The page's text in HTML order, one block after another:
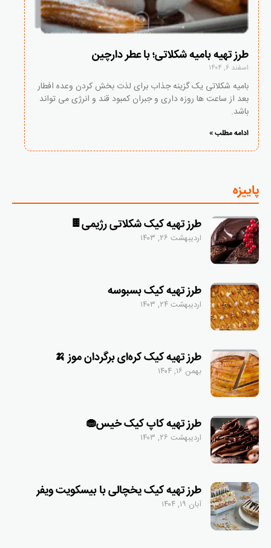
طرز تهیه بامیه شکلاتی؛ با عطر دارچین
اسفند ۶, ۱۴۰۴
بامیه شکلاتی یک گزینه جذاب برای لذت بخش کردن وعده افطار
بعد از ساعت ها روزه داری و جبران کمبود قند و انرژی می تواند
باشد.
ادامه مطلب »
پاییزه
طرز تهیه کیک شکلاتی رژیمی🍫
اردیبهشت ۲۶, ۱۴۰۳
طرز تهیه کیک بسبوسه
اردیبهشت ۲۴, ۱۴۰۳
طرز تهیه کیک کره‌ای برگردان موز 🍌
بهمن ۱۶, ۱۴۰۴
طرز تهیه کاپ کیک خیس🧁
اردیبهشت ۲۶, ۱۴۰۳
طرز تهیه کیک یخچالی با بیسکویت ویفر
آبان ۱۹, ۱۴۰۴